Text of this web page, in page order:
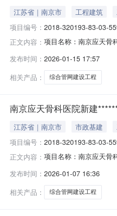
江苏省｜南京市 工程建筑
项目编号： 2018-320193-83-03-
正文内容： 项目名称：南京应天骨
发布时间： 2026-01-15 17:57
相关产品：
综合管网建设工程
南京应天骨科医院新建
江苏省｜南京市 市政基建
项目编号： 2018-320193-83-03-
正文内容： 项目名称：南京应天骨
发布时间： 2026-01-07 16:36
相关产品：
综合管网建设工程